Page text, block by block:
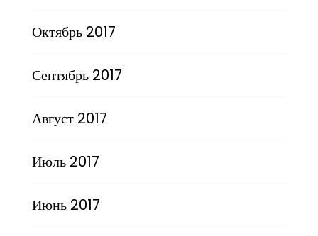
Октябрь 2017
Сентябрь 2017
Август 2017
Июль 2017
Июнь 2017